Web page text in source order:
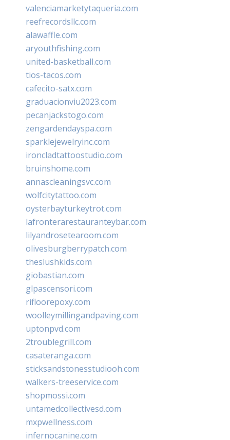
valenciamarketytaqueria.com
reefrecordsllc.com
alawaffle.com
aryouthfishing.com
united-basketball.com
tios-tacos.com
cafecito-satx.com
graduacionviu2023.com
pecanjackstogo.com
zengardendayspa.com
sparklejewelryinc.com
ironcladtattoostudio.com
bruinshome.com
annascleaningsvc.com
wolfcitytattoo.com
oysterbayturkeytrot.com
lafronterarestauranteybar.com
lilyandrosetearoom.com
olivesburgberrypatch.com
theslushkids.com
giobastian.com
glpascensori.com
rifloorepoxy.com
woolleymillingandpaving.com
uptonpvd.com
2troublegrill.com
casateranga.com
sticksandstonesstudiooh.com
walkers-treeservice.com
shopmossi.com
untamedcollectivesd.com
mxpwellness.com
infernocanine.com